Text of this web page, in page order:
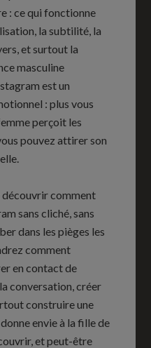
: ce qui fonctionne
la subtilité, la
et surtout la
masculine
est un
: plus vous
perçoit les
pouvez attirer son
découvrir comment
sans cliché, sans
dans les pièges les
comment
en contact de
conversation, créer
construire une
envie à la fille de
et peut-être